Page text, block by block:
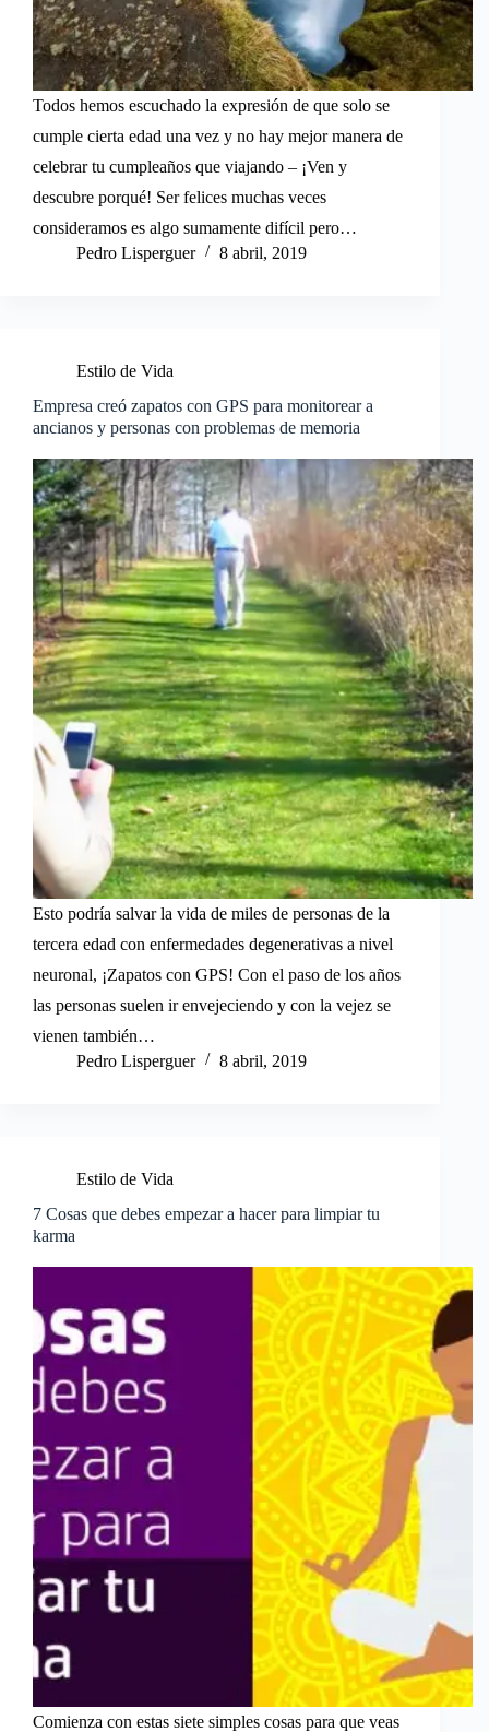
Todos hemos escuchado la expresión de que solo se
cumple cierta edad una vez y no hay mejor manera de
celebrar tu cumpleaños que viajando – ¡Ven y
descubre porqué! Ser felices muchas veces
consideramos es algo sumamente difícil pero…
Pedro Lisperguer
8 abril, 2019
Estilo de Vida
Empresa creó zapatos con GPS para monitorear a
ancianos y personas con problemas de memoria
Esto podría salvar la vida de miles de personas de la
tercera edad con enfermedades degenerativas a nivel
neuronal, ¡Zapatos con GPS! Con el paso de los años
las personas suelen ir envejeciendo y con la vejez se
vienen también…
Pedro Lisperguer
8 abril, 2019
Estilo de Vida
7 Cosas que debes empezar a hacer para limpiar tu
karma
Comienza con estas siete simples cosas para que veas